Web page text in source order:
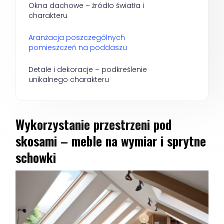
Okna dachowe – źródło światła i
charakteru
Aranżacja poszczególnych
pomieszczeń na poddaszu
Detale i dekoracje – podkreślenie
unikalnego charakteru
Wykorzystanie przestrzeni pod
skosami – meble na wymiar i sprytne
schowki